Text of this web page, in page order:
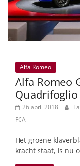
Alfa Romeo
Alfa Romeo
26 april 2018
FCA
Het groene
kracht staat, is nu